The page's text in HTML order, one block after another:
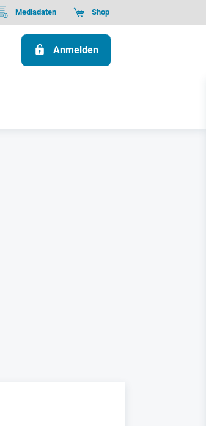
Mediadaten Shop
Anmelden